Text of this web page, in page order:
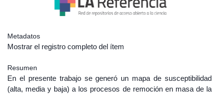
Metadatos
Mostrar el registro completo del ítem
Resumen
En el presente trabajo se generó un mapa de susceptibilidad
(alta, media y baja) a los procesos de remoción en masa de la